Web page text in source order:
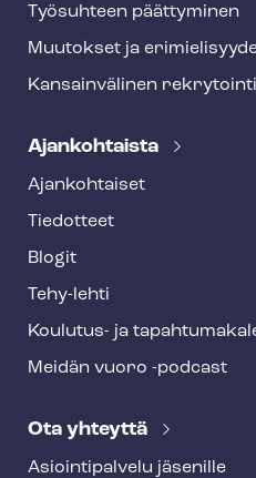
Työsuhteen päättyminen
Muutokset ja
Kansainvälinen
Ajankohtaista
Ajankohtaiset
Tiedotteet
Blogit
Tehy-lehti
Koulutus- ja
Meidän vuoro -podcast
Ota yhteyttä
Asioin­ti­pal­ve­lu jäsenille